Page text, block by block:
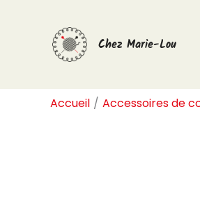
Chez Marie-Lou
Accueil Accessoires de